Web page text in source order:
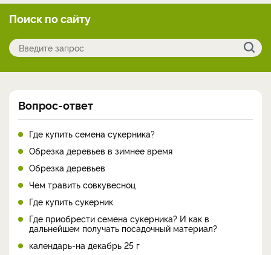
Поиск по сайту
Вопрос-ответ
Где купить семена сукерника?
Обрезка деревьев в зимнее время
Обрезка деревьев
Чем травить совкувесноц
Где купить сукерник
Где приобрести семена сукерника? И как в
дальнейшем получать посадочный материал?
календарь-на декабрь 25 г